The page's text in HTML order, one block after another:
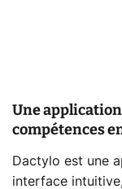
Une
compétences
Dactylo est une
interface